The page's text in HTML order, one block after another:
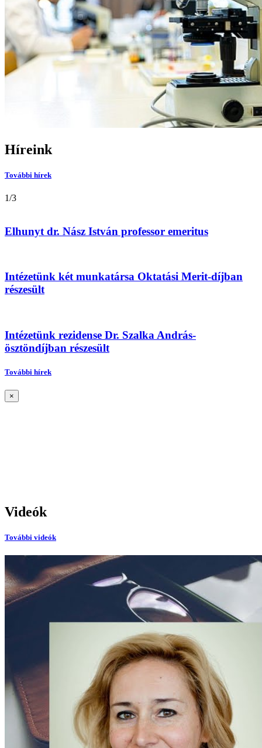
Híreink
További hírek
1/3
Elhunyt dr. Nász István professor emeritus
Intézetünk két munkatársa Oktatási Merit-díjban
részesült
Intézetünk rezidense Dr. Szalka András-
ösztöndíjban részesült
További hírek
×
Videók
További videók